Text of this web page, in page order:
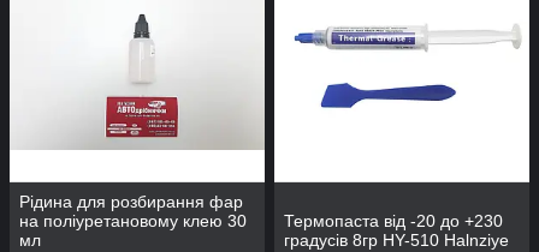
Рідина для розбирання фар
на поліуретановому клею 30
мл
Термопаста від -20 до +230
градусів 8гр HY-510 Halnziye